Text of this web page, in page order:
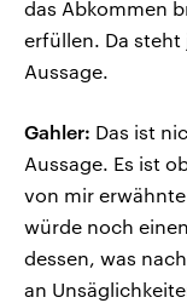
das Abkommen
erfüllen. Da steht
Aussage.
Gahler: Das ist
Aussage. Es ist
von mir
würde noch
dessen, was
an